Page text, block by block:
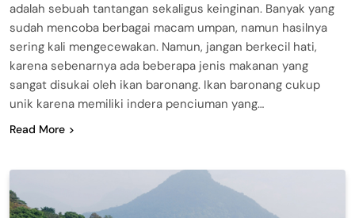
adalah sebuah tantangan sekaligus keinginan. Banyak yang
sudah mencoba berbagai macam umpan, namun hasilnya
sering kali mengecewakan. Namun, jangan berkecil hati,
karena sebenarnya ada beberapa jenis makanan yang
sangat disukai oleh ikan baronang. Ikan baronang cukup
unik karena memiliki indera penciuman yang…
Read More